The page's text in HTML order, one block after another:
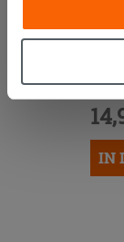
die sie
gesammelt
möchten oder
Zustimmung
„Cookies
die
nach der
IN